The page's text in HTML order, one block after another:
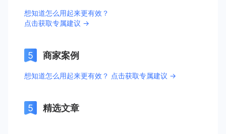
想知道怎么用起来更有效？
点击获取专属建议 →
商家案例
想知道怎么用起来更有效？ 点击获取专属建议 →
精选文章